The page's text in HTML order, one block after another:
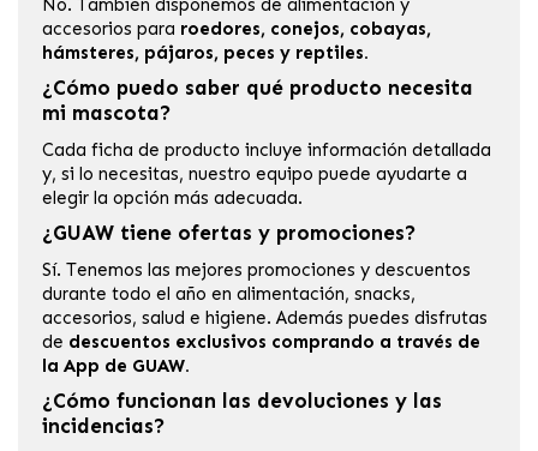
No. También disponemos de alimentación y
accesorios para roedores, conejos, cobayas,
hámsteres, pájaros, peces y reptiles.
¿Cómo puedo saber qué producto necesita
mi mascota?
Cada ficha de producto incluye información detallada
y, si lo necesitas, nuestro equipo puede ayudarte a
elegir la opción más adecuada.
¿GUAW tiene ofertas y promociones?
Sí. Tenemos las mejores promociones y descuentos
durante todo el año en alimentación, snacks,
accesorios, salud e higiene. Además puedes disfrutas
de descuentos exclusivos comprando a través de
la App de GUAW.
¿Cómo funcionan las devoluciones y las
incidencias?